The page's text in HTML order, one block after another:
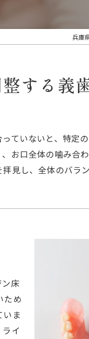
兵庫
する義
ていないと、特定
お口全体の噛み合
見し、全体のバラ
床
ため
いま
イ